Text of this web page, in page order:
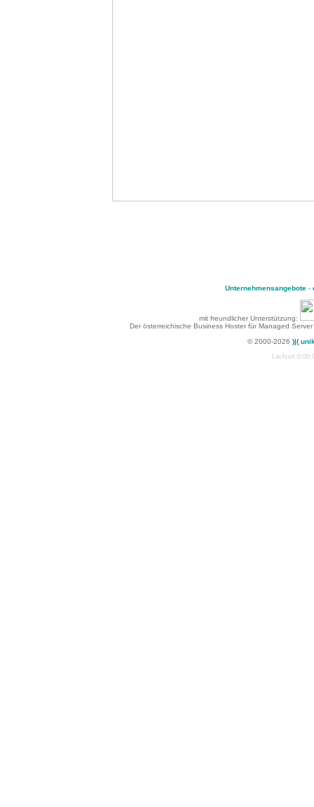
Unternehmensangebote-
mit freundlicher Unterstützung:
Der österreichische Business Hoster für Managed
© 2000-2026 )|(